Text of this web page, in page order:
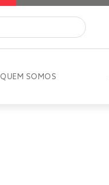
QUEM SOMOS